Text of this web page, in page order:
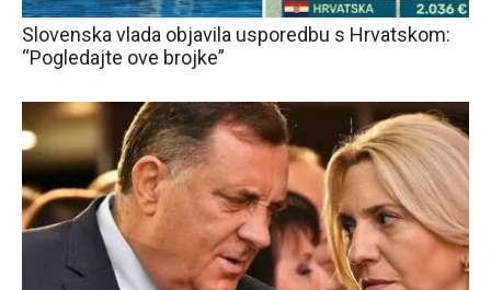
Slovenska vlada objavila usporedbu s Hrvatskom:
“Pogledajte ove brojke”